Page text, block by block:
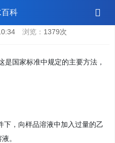
科
浏览： 1379次
国家标准中规定的主要方法，
下，向样品溶液中加入过量的乙
。